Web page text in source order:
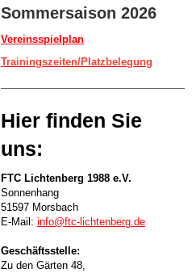
Sommersaison 2026
Vereinsspielplan
Trainingszeiten/Platzbelegung
Hier finden Sie
uns:
FTC Lichtenberg 1988 e.V.
Sonnenhang
51597 Morsbach
E-Mail: info@ftc-lichtenberg.de
Geschäftsstelle:
Zu den Gärten 48,